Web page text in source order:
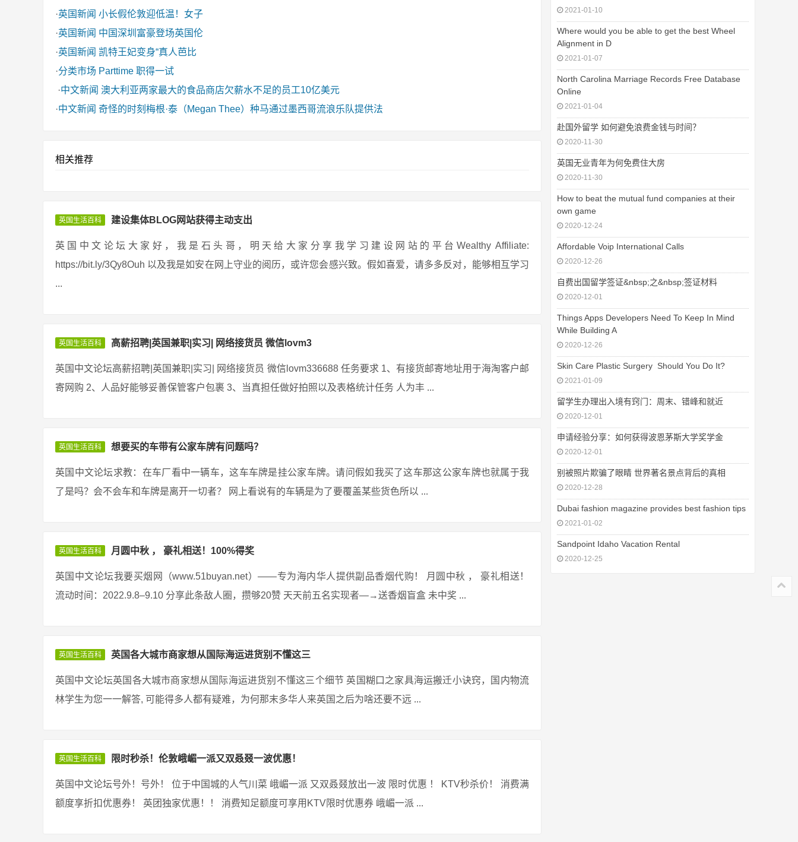
·英国新闻 小长假伦敦迎低温！女子
·英国新闻 中国深圳富豪登场英国伦
·英国新闻 凯特王妃变身“真人芭比
·分类市场 Parttime 职得一试
·中文新闻 澳大利亚两家最大的食品商店欠薪水不足的员工10亿美元
·中文新闻 奇怪的时刻梅根·泰（Megan Thee）种马通过墨西哥流浪乐队提供法
相关推荐
英国生活百科 建设集体BLOG网站获得主动支出
英国中文论坛大家好，我是石头哥，明天给大家分享我学习建设网站的平台Wealthy Affiliate:
https://bit.ly/3Qy8Ouh 以及我是如安在网上守业的阅历，或许您会感兴致。假如喜爱，请多多反对，能够相互学习
...
英国生活百科 高薪招聘|英国兼职|实习| 网络接货员 微信lovm3
英国中文论坛高薪招聘|英国兼职|实习| 网络接货员 微信lovm336688 任务要求 1、有接货邮寄地址用于海淘客户邮
寄网购 2、人品好能够妥善保管客户包裹 3、当真担任做好拍照以及表格统计任务 人为丰 ...
英国生活百科 想要买的车带有公家车牌有问题吗？
英国中文论坛求教：在车厂看中一辆车，这车车牌是挂公家车牌。请问假如我买了这车那这公家车牌也就属于我
了是吗？会不会车和车牌是离开一切者？ 网上看说有的车辆是为了要覆盖某些货色所以 ...
英国生活百科 月圆中秋 ， 豪礼相送！100%得奖
英国中文论坛我要买烟网（www.51buyan.net）——专为海内华人提供副品香烟代购！ 月圆中秋 ， 豪礼相送！
流动时间：2022.9.8–9.10 分享此条敌人圈，攒够20赞 天天前五名实现者—→送香烟盲盒 未中奖 ...
英国生活百科 英国各大城市商家想从国际海运进货别不懂这三
英国中文论坛英国各大城市商家想从国际海运进货别不懂这三个细节 英国糊口之家具海运搬迁小诀窍，国内物流
林学生为您一一解答, 可能得多人都有疑难，为何那末多华人来英国之后为啥还要不远 ...
英国生活百科 限时秒杀！伦敦峨嵋一派又双叒叕一波优惠！
英国中文论坛号外！号外！ 位于中国城的人气川菜 峨嵋一派 又双叒叕放出一波 限时优惠 ！ KTV秒杀价！ 消费满
额度享折扣优惠券！ 英团独家优惠！！ 消费知足额度可享用KTV限时优惠券 峨嵋一派 ...
2021-01-10
Where would you be able to get the best Wheel
Alignment in D
2021-01-07
North Carolina Marriage Records Free Database
Online
2021-01-04
赴国外留学 如何避免浪费金钱与时间？
2020-11-30
英国无业青年为何免费住大房
2020-11-30
How to beat the mutual fund companies at their
own game
2020-12-24
Affordable Voip International Calls
2020-12-26
自费出国留学签证&nbsp;之&nbsp;签证材料
2020-12-01
Things Apps Developers Need To Keep In Mind
While Building A
2020-12-26
Skin Care Plastic Surgery  Should You Do It?
2021-01-09
留学生办理出入境有窍门：周末、错峰和就近
2020-12-01
申请经验分享：如何获得波恩茅斯大学奖学金
2020-12-01
别被照片欺骗了眼睛 世界著名景点背后的真相
2020-12-28
Dubai fashion magazine provides best fashion tips
2021-01-02
Sandpoint Idaho Vacation Rental
2020-12-25